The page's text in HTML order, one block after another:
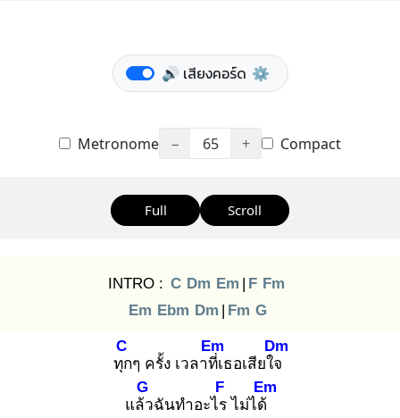
🔊 เสียงคอร์ด ⚙️
Metronome − 65 + Compact
Full Scroll
INTRO : C Dm Em | F Fm
Em Ebm Dm | Fm G
ทุก
C
ๆ ครั้ง เวลาที่เ
Em
ธอเสียใจ
Dm
แล้ว
G
ฉันทำอะไร
F
ไม่ได้
Em